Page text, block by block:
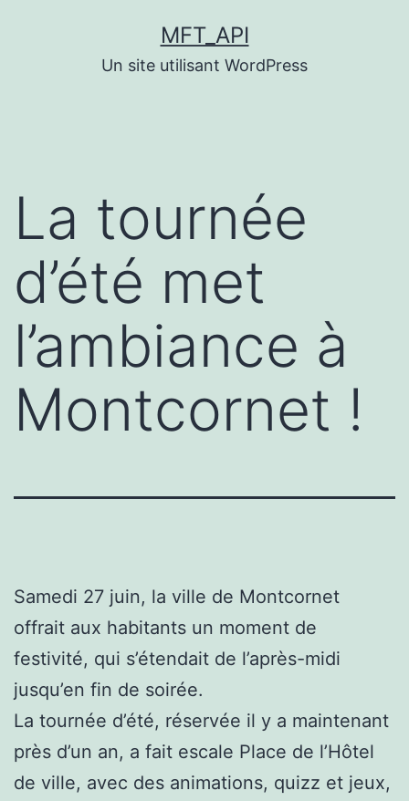
MFT_API
Un site utilisant WordPress
La tournée
d’été met
l’ambiance à
Montcornet !
Samedi 27 juin, la ville de Montcornet
offrait aux habitants un moment de
festivité, qui s’étendait de l’après-midi
jusqu’en fin de soirée.
La tournée d’été, réservée il y a maintenant
près d’un an, a fait escale Place de l’Hôtel
de ville, avec des animations, quizz et jeux,